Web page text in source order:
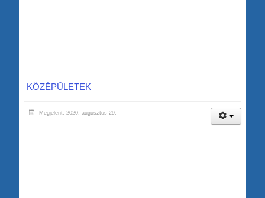
KÖZÉPÜLETEK
Megjelent: 2020. augusztus 29.